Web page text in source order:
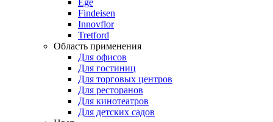
Ege
Findeisen
Innovflor
Tretford
Область применения
Для офисов
Для гостиниц
Для торговых центров
Для ресторанов
Для кинотеатров
Для детских садов